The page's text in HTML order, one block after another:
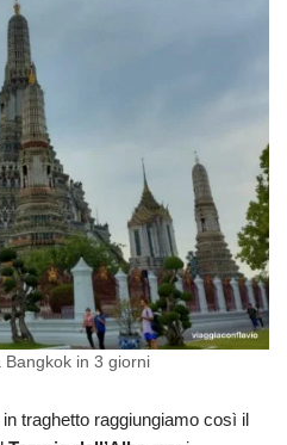
Bangkok in 3 giorni
traghetto raggiungiamo così il